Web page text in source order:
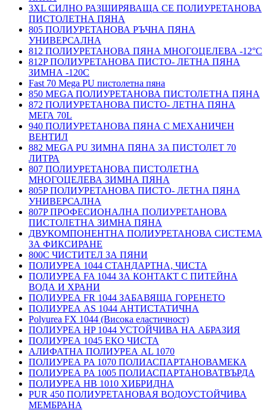
3XL СИЛНО РАЗШИРЯВАЩА СЕ ПОЛИУРЕТАНОВА
ПИСТОЛЕТНА ПЯНА
805 ПОЛИУРЕТАНОВА РЪЧНА ПЯНА
УНИВЕРСАЛНА
812 ПОЛИУРЕТАНОВА ПЯНА МНОГОЦЕЛЕВА -12°C
812P ПОЛИУРЕТАНОВА ПИСТО- ЛЕТНА ПЯНА
ЗИМНА -120С
Fast 70 Mega PU пистолетна пяна
850 MEGA ПОЛИУРЕТАНОВА ПИСТОЛЕТНА ПЯНА
872 ПОЛИУРЕТАНОВА ПИСТО- ЛЕТНА ПЯНА
МЕГА 70L
940 ПОЛИУРЕТАНОВА ПЯНА С МЕХАНИЧЕН
ВЕНТИЛ
882 MEGA PU ЗИМНА ПЯНА ЗА ПИСТОЛЕТ 70
ЛИТРА
807 ПОЛИУРЕТАНОВА ПИСТОЛЕТНА
МНОГОЦЕЛЕВА ЗИМНА ПЯНА
805P ПОЛИУРЕТАНОВА ПИСТО- ЛЕТНА ПЯНА
УНИВЕРСАЛНА
807P ПРОФЕСИОНАЛНА ПОЛИУРЕТАНОВА
ПИСТОЛЕТНА ЗИМНА ПЯНА
ДВУКОМПОНЕНТНА ПОЛИУРЕТАНОВА СИСТЕМА
ЗА ФИКСИРАНЕ
800C ЧИСТИТЕЛ ЗА ПЯНИ
ПОЛИУРЕА 1044 СТАНДАРТНА, ЧИСТА
ПОЛИУРЕА FA 1044 ЗА КОНТАКТ С ПИТЕЙНА
ВОДА И ХРАНИ
ПОЛИУРЕА FR 1044 ЗАБАВЯЩА ГОРЕНЕТО
ПОЛИУРЕА AS 1044 АНТИСТАТИЧНА
Polyurea FX 1044 (Висока еластичност)
ПОЛИУРЕА HP 1044 УСТОЙЧИВА НА АБРАЗИЯ
ПОЛИУРЕА 1045 ЕКО ЧИСТА
АЛИФАТНА ПОЛИУРЕА AL 1070
ПОЛИУРЕА PA 1070 ПОЛИАСПАРТАНОВАМЕКА
ПОЛИУРЕА PA 1005 ПОЛИАСПАРТАНОВАТВЪРДА
ПОЛИУРЕА HB 1010 ХИБРИДНА
PUR 450 ПОЛИУРЕТАНОВАЯ ВОДОУСТОЙЧИВА
МЕМБРАНА